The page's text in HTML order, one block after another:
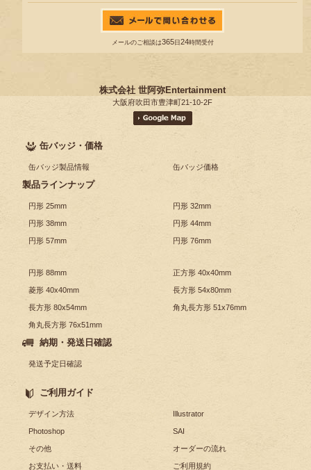
メールのご相談は365日 24時間受付
株式会社 世阿弥Entertainment
大阪府吹田市豊津町21-10-2F
缶バッジ・価格
缶バッジ製品情報 缶バッジ価格
製品ラインナップ
円形 25mm 円形 32mm
円形 38mm 円形 44mm
円形 57mm 円形 76mm
円形 88mm 正方形 40x40mm
菱形 40x40mm 長方形 54x80mm
長方形 80x54mm 角丸長方形 51x76mm
角丸長方形 76x51mm
納期・発送日確認
発送予定日確認
ご利用ガイド
デザイン方法 Illustrator
Photoshop SAI
その他 オーダーの流れ
お支払い・送料 ご利用規約